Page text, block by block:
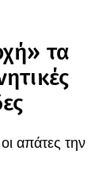
τα
απάτες την